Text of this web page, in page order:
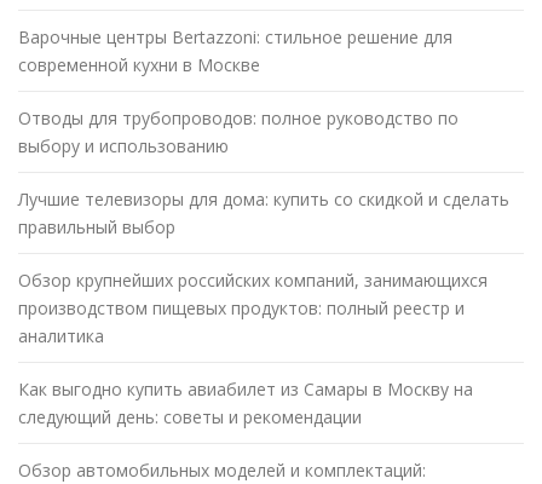
Варочные центры Bertazzoni: стильное решение для
современной кухни в Москве
Отводы для трубопроводов: полное руководство по
выбору и использованию
Лучшие телевизоры для дома: купить со скидкой и сделать
правильный выбор
Обзор крупнейших российских компаний, занимающихся
производством пищевых продуктов: полный реестр и
аналитика
Как выгодно купить авиабилет из Самары в Москву на
следующий день: советы и рекомендации
Обзор автомобильных моделей и комплектаций: